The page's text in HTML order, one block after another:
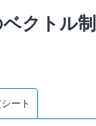
クトル
ート